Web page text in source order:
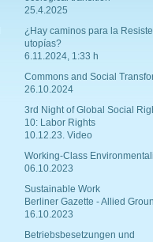
25.4.2025
¿Hay caminos para la
utopías?
6.11.2024, 1:33 h
Commons and Social
26.10.2024
3rd Night of Global Social
10: Labor Rights
10.12.23. Video
Working-Class
06.10.2023
Sustainable Work
Berliner Gazette - Allied
16.10.2023
Betriebsbesetzungen und